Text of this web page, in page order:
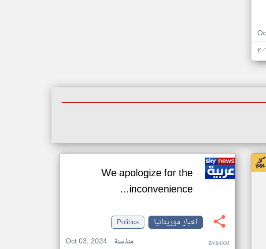
We apologize for the
inconvenience...
اخبار موريتانيا
Politics
Oct 03, 2024
منذ سنة BY84XM